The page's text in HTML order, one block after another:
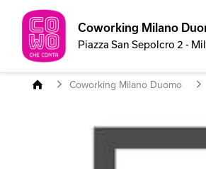
Coworking Milano
Piazza San Sepolcro 2 -
Coworking Milano Duomo